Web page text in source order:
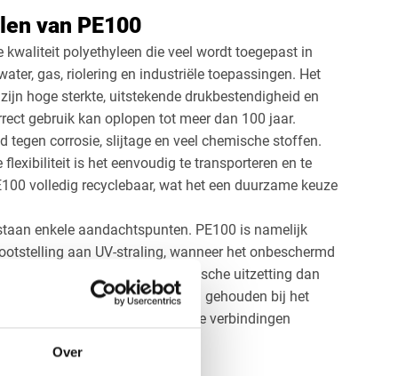
Over
van PE100
kwaliteit polyethyleen die veel wordt toegepast in
gas, riolering en industriële toepassingen. Het
hoge sterkte, uitstekende drukbestendigheid en
gebruik kan oplopen tot meer dan 100 jaar.
tegen corrosie, slijtage en veel chemische stoffen.
flexibiliteit is het eenvoudig te transporteren en te
volledig recyclebaar, wat het een duurzame keuze
enkele aandachtspunten. PE100 is namelijk
aan UV-straling, wanneer het onbeschermd
het materiaal een grotere thermische uitzetting dan
hiermee rekening moet worden gehouden bij het
maken van sterke en lekdichte verbindingen